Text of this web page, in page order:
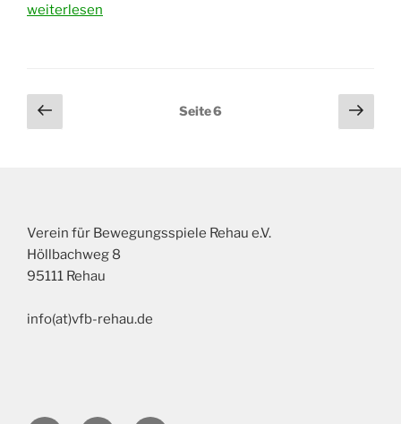
„Sportwoche
voller
Erfolg!“
weiterlesen
Seitennummerierung
der
Vorherige
Seite
Seite6
Verein für Bewegungsspiele Rehau e.V.
Höllbachweg 8
95111 Rehau
info(at)vfb-rehau.de